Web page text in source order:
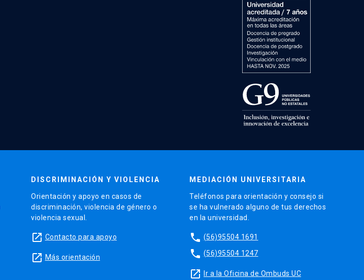
DISCRIMINACIÓN Y VIOLENCIA
Orientación y apoyo en casos de
discriminación, violencia de género o
violencia sexual.
launch Contacto para apoyo
launch Más orientación
MEDIACIÓN UNIVERSITARIA
Teléfonos para orientación y consejo si
se ha vulnerado alguno de tus derechos
en la universidad.
phone (56)95504 1691
phone (56)95504 1247
launch Ir a la Oficina de Ombuds UC